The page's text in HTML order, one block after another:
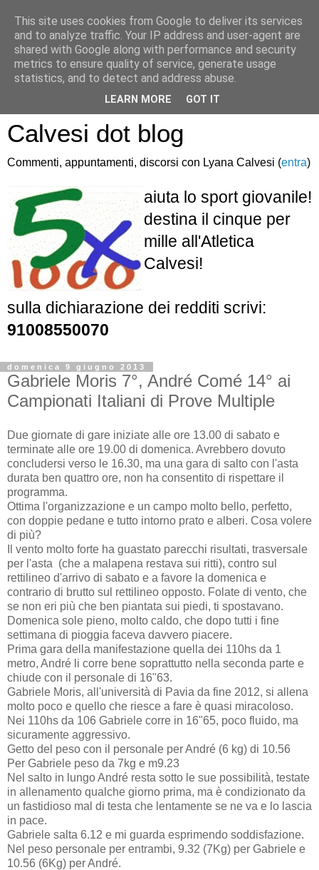
Atletica Sandro
Calvesi dot blog
Commenti, appuntamenti, discorsi con Lyana Calvesi (entra)
aiuta lo sport giovanile!
destina il cinque per
mille all'Atletica
Calvesi!
sulla dichiarazione dei redditi scrivi:
91008550070
domenica 9 giugno 2013
Gabriele Moris 7°, André Comé 14° ai
Campionati Italiani di Prove Multiple
Due giornate di gare iniziate alle ore 13.00 di sabato e
terminate alle ore 19.00 di domenica. Avrebbero dovuto
concludersi verso le 16.30, ma una gara di salto con l'asta
durata ben quattro ore, non ha consentito di rispettare il
programma.
Ottima l'organizzazione e un campo molto bello, perfetto,
con doppie pedane e tutto intorno prato e alberi. Cosa volere
di più?
Il vento molto forte ha guastato parecchi risultati, trasversale
per l'asta (che a malapena restava sui ritti), contro sul
rettilineo d'arrivo di sabato e a favore la domenica e
contrario di brutto sul rettilineo opposto. Folate di vento, che
se non eri più che ben piantata sui piedi, ti spostavano.
Domenica sole pieno, molto caldo, che dopo tutti i fine
settimana di pioggia faceva davvero piacere.
Prima gara della manifestazione quella dei 110hs da 1
metro, André li corre bene soprattutto nella seconda parte e
chiude con il personale di 16"63.
Gabriele Moris, all'università di Pavia da fine 2012, si allena
molto poco e quello che riesce a fare è quasi miracoloso.
Nei 110hs da 106 Gabriele corre in 16"65, poco fluido, ma
sicuramente aggressivo.
Getto del peso con il personale per André (6 kg) di 10.56
Per Gabriele peso da 7kg e m9.23
Nel salto in lungo André resta sotto le sue possibilità, testate
in allenamento qualche giorno prima, ma è condizionato da
un fastidioso mal di testa che lentamente se ne va e lo lascia
in pace.
Gabriele salta 6.12 e mi guarda esprimendo soddisfazione.
Nel peso personale per entrambi, 9.32 (7Kg) per Gabriele e
10.56 (6Kg) per André.
This site uses cookies from Google to deliver its services
and to analyze traffic. Your IP address and user-agent are
shared with Google along with performance and security
metrics to ensure quality of service, generate usage
statistics, and to detect and address abuse.
LEARN MORE GOT IT